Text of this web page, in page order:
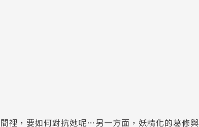
裡，要如何對抗她呢…另一方面，妖精化的葛修與